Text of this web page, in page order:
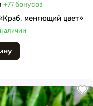
+77бонусов
меняющий цвет»